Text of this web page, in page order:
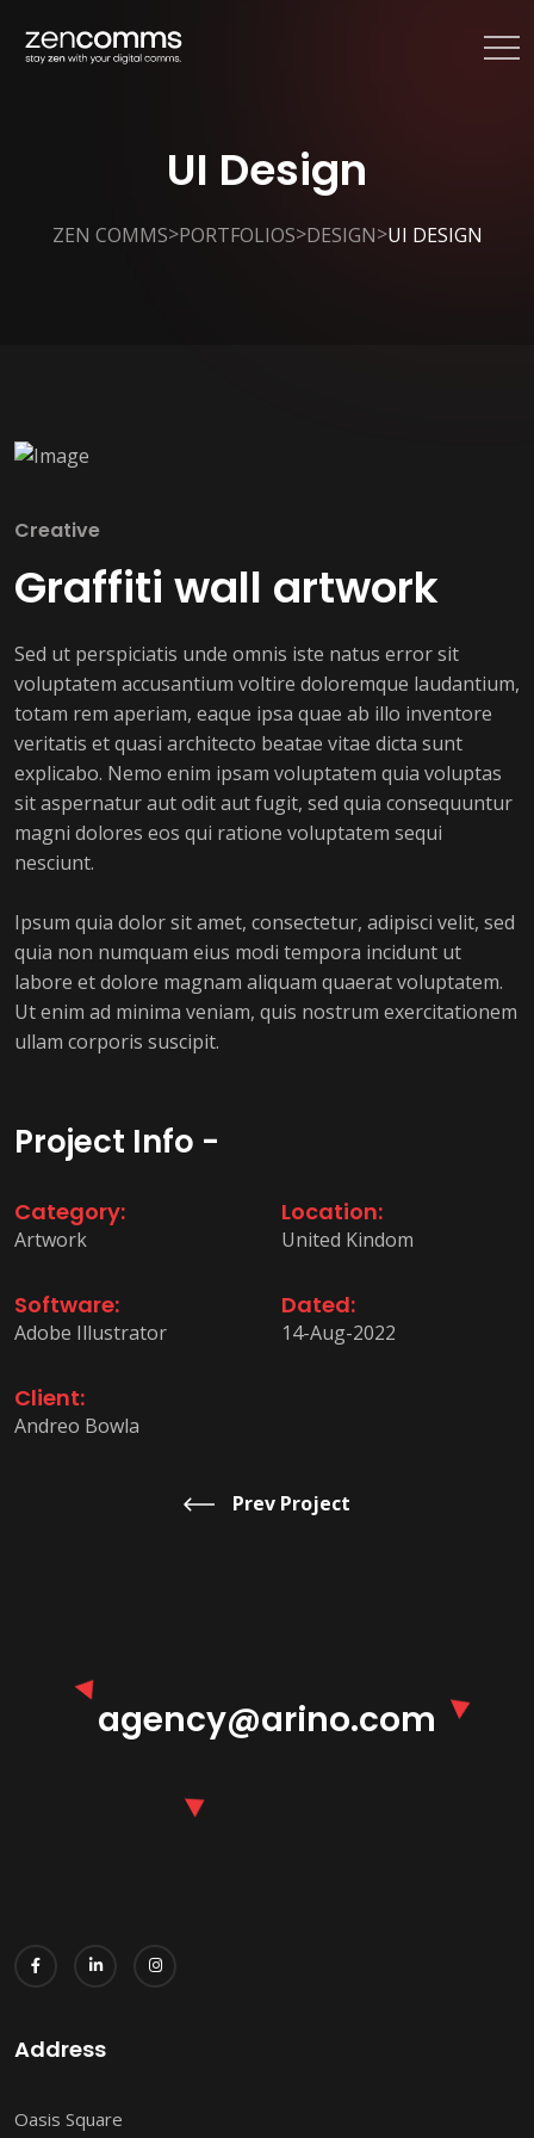
UI Design
ZEN COMMS>PORTFOLIOS>DESIGN>UI DESIGN
Creative
Graffiti wall artwork
Sed ut perspiciatis unde omnis iste natus error sit
voluptatem accusantium voltire doloremque laudantium,
totam rem aperiam, eaque ipsa quae ab illo inventore
veritatis et quasi architecto beatae vitae dicta sunt
explicabo. Nemo enim ipsam voluptatem quia voluptas
sit aspernatur aut odit aut fugit, sed quia consequuntur
magni dolores eos qui ratione voluptatem sequi
nesciunt.
Ipsum quia dolor sit amet, consectetur, adipisci velit, sed
quia non numquam eius modi tempora incidunt ut
labore et dolore magnam aliquam quaerat voluptatem.
Ut enim ad minima veniam, quis nostrum exercitationem
ullam corporis suscipit.
Project Info -
Category:
Artwork
Location:
United Kindom
Software:
Adobe Illustrator
Dated:
14-Aug-2022
Client:
Andreo Bowla
Prev Project
agency@arino.com
Address
Oasis Square